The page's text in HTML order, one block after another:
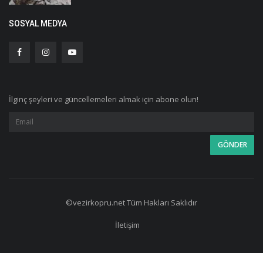
SOSYAL MEDYA
İlginç şeyleri ve güncellemeleri almak için abone olun!
©vezirkopru.net Tüm Hakları Saklıdır
İletişim